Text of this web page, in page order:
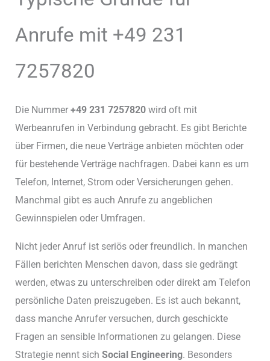
Anrufe mit +49 231
7257820
Die Nummer+49 231 7257820 wird oft mit
Werbeanrufen in Verbindung gebracht. Es gibt Berichte
über Firmen, die neue Verträge anbieten möchten oder
für bestehende Verträge nachfragen. Dabei kann es um
Telefon, Internet, Strom oder Versicherungen gehen.
Manchmal gibt es auch Anrufe zu angeblichen
Gewinnspielen oder Umfragen.
Nicht jeder Anruf ist seriös oder freundlich. In manchen
Fällen berichten Menschen davon, dass sie gedrängt
werden, etwas zu unterschreiben oder direkt am Telefon
persönliche Daten preiszugeben. Es ist auch bekannt,
dass manche Anrufer versuchen, durch geschickte
Fragen an sensible Informationen zu gelangen. Diese
Strategie nennt sichSocial Engineering. Besonders